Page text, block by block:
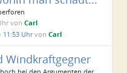
vonCarl
11:53 UhrvonCarl
Windkraftgegner